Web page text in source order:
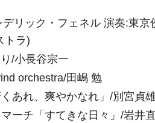
リック・フェネル 演奏:東京
トラ)
/小長谷宗一
orchestra/田嶋 勉
あれ、爽やかなれ」/別宮貞
ーチ「すてきな日々」/岩井